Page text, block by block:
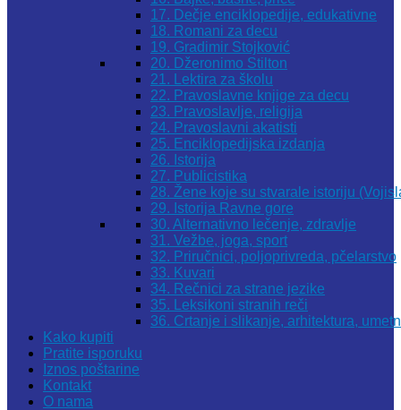
17. Dečje enciklopedije, edukativne
18. Romani za decu
19. Gradimir Stojković
20. Džeronimo Stilton
21. Lektira za školu
22. Pravoslavne knjige za decu
23. Pravoslavlje, religija
24. Pravoslavni akatisti
25. Enciklopedijska izdanja
26. Istorija
27. Publicistika
28. Žene koje su stvarale istoriju
29. Istorija Ravne gore
30. Alternativno lečenje, zdravlje
31. Vežbe, joga, sport
32. Priručnici, poljoprivreda, pčelarstvo
33. Kuvari
34. Rečnici za strane jezike
35. Leksikoni stranih reči
36. Crtanje i slikanje, arhitektura,
Kako kupiti
Pratite isporuku
Iznos poštarine
Kontakt
O nama